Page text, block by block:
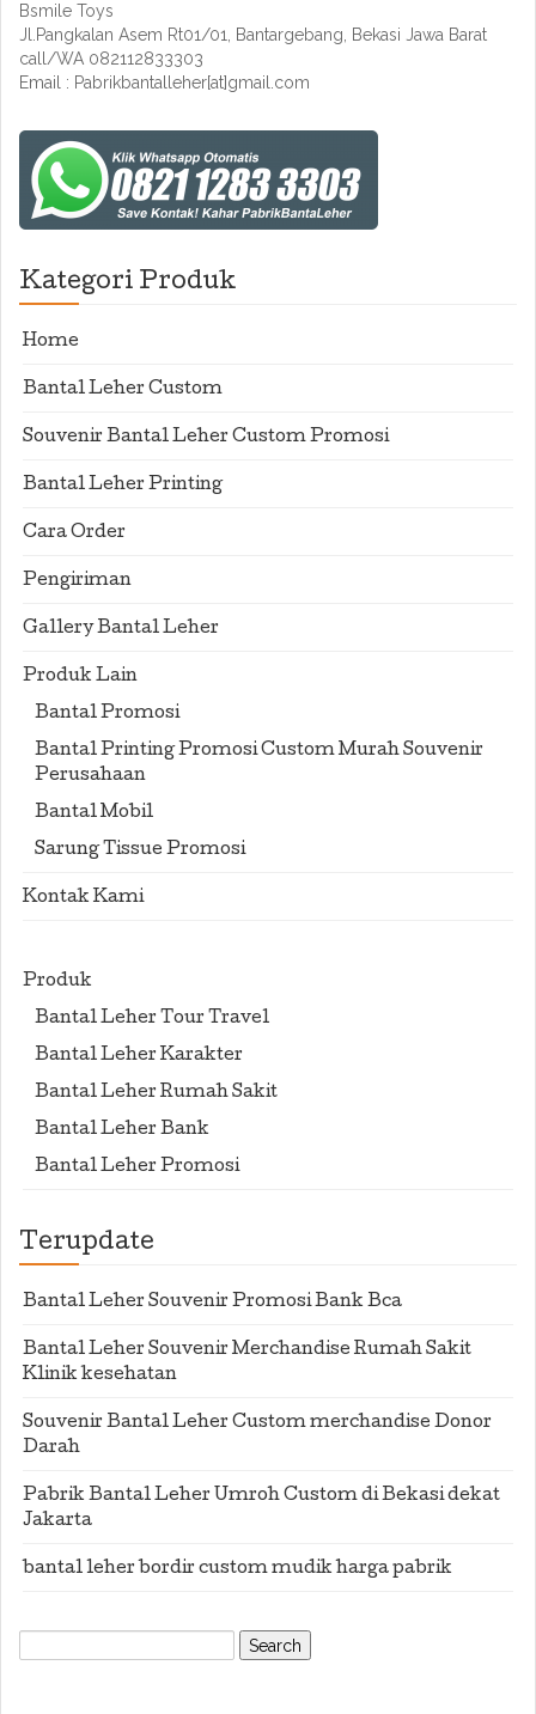
Bsmile Toys
Jl.Pangkalan Asem Rt01/01, Bantargebang, Bekasi Jawa Barat
call/WA 082112833303
Email : Pabrikbantalleher[at]gmail.com
Kategori Produk
Home
Bantal Leher Custom
Souvenir Bantal Leher Custom Promosi
Bantal Leher Printing
Cara Order
Pengiriman
Gallery Bantal Leher
Produk Lain
Bantal Promosi
Bantal Printing Promosi Custom Murah Souvenir
Perusahaan
Bantal Mobil
Sarung Tissue Promosi
Kontak Kami
Produk
Bantal Leher Tour Travel
Bantal Leher Karakter
Bantal Leher Rumah Sakit
Bantal Leher Bank
Bantal Leher Promosi
Terupdate
Bantal Leher Souvenir Promosi Bank Bca
Bantal Leher Souvenir Merchandise Rumah Sakit
Klinik kesehatan
Souvenir Bantal Leher Custom merchandise Donor
Darah
Pabrik Bantal Leher Umroh Custom di Bekasi dekat
Jakarta
bantal leher bordir custom mudik harga pabrik
Search
for: